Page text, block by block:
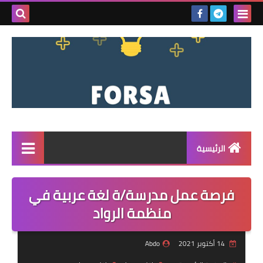
بحث
الرئيسية
القائمة
مناقصات
فرص عمل داخل سوريا
فرصة عمل مدرسة/ة لغة عربية في
منظمة الرواد
14 أكتوبر 2021
Abdo